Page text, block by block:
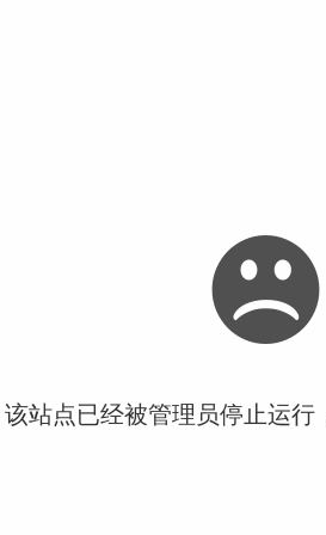
站点已经被管理员停止运